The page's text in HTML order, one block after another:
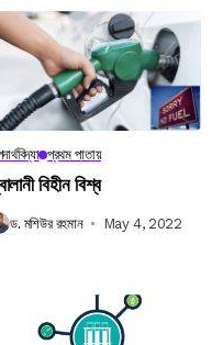
প্রথম পাতায়
বিহীন বিশ্ব
ড. মশিউর রহমান May 4, 2022